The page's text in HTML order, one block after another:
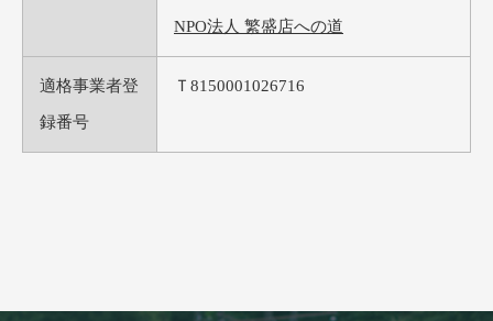
NPO法人 繁盛店への道
適格事業者登
録番号
Ｔ8150001026716